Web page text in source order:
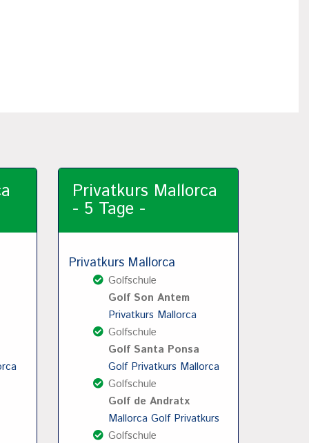
Privatkurs Mallorca
- 5 Tage -
Privatkurs Mallorca
Golfschule
Golf Son Antem
Privatkurs Mallorca
Golfschule
Golf Santa Ponsa
Golf Privatkurs Mallorca
Golfschule
Golf de Andratx
Mallorca Golf Privatkurs
Golfschule